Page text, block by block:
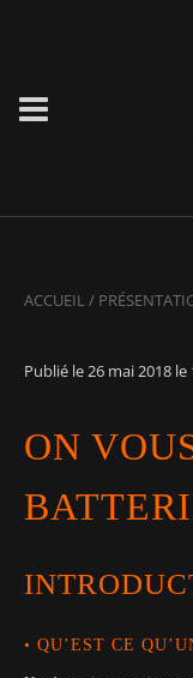
ACCUEIL/
Publié le26 mai 2018 le
ON
• QU’EST CE